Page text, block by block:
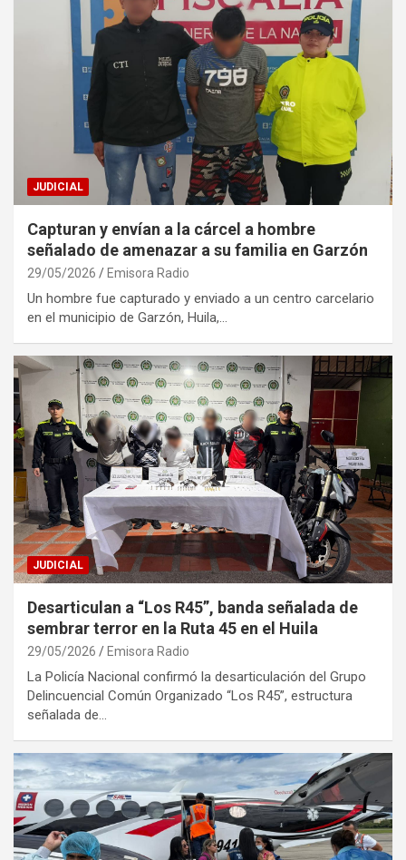
JUDICIAL
Capturan y envían a la cárcel a hombre
señalado de amenazar a su familia en Garzón
29/05/2026 Emisora Radio
Un hombre fue capturado y enviado a un centro carcelario
en el municipio de Garzón, Huila,…
JUDICIAL
Desarticulan a “Los R45”, banda señalada de
sembrar terror en la Ruta 45 en el Huila
29/05/2026 Emisora Radio
La Policía Nacional confirmó la desarticulación del Grupo
Delincuencial Común Organizado “Los R45”, estructura
señalada de…